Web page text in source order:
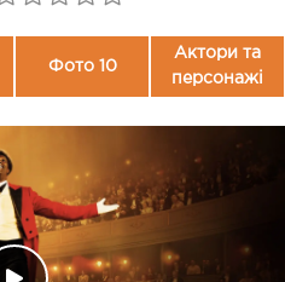
Фото 10
Актори та
персонажі